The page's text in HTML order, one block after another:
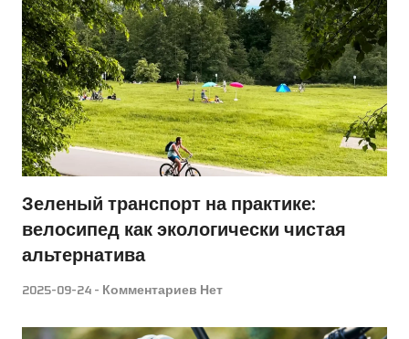
Зеленый транспорт на практике:
велосипед как экологически чистая
альтернатива
2025-09-24 Комментариев Нет